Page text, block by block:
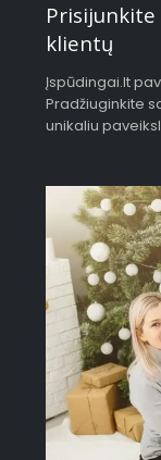
klientų
Įspūdingai.lt
Pradžiuginkite
unikaliu